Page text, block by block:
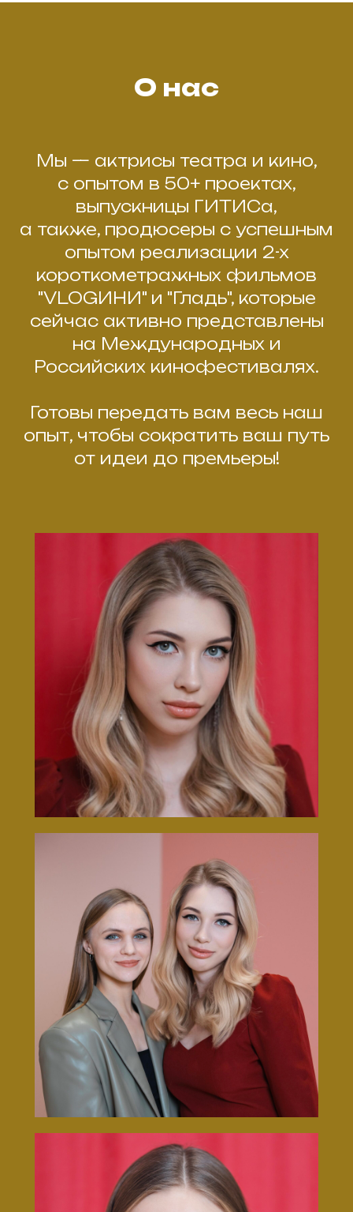
О нас
Мы — актрисы театра и кино,
с опытом в 50+ проектах,
выпускницы ГИТИСа,
а также, продюсеры с успешным
опытом реализации 2-х
короткометражных фильмов
"VLOGИНИ" и "Гладь", которые
сейчас активно представлены
на Международных и
Российских кинофестивалях.
Готовы передать вам весь наш
опыт, чтобы сократить ваш путь
от идеи до премьеры!